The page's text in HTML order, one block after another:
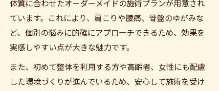
体質に合わせたオーダーメイドの施術プランが用意され
ています。これにより、肩こりや腰痛、骨盤のゆがみな
ど、個別の悩みに的確にアプローチできるため、効果を
実感しやすい点が大きな魅力です。
また、初めて整体を利用する方や高齢者、女性にも配慮
した環境づくりが進んでいるため、安心して施術を受け